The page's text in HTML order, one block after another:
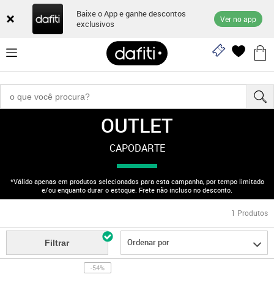
Baixe o App e ganhe descontos
exclusivos
Ver no app
OUTLET
CAPODARTE
*Válido apenas em produtos selecionados para esta campanha, por tempo limitado
e/ou enquanto durar o estoque. Frete não incluso no desconto.
1 Produtos
Filtrar Ordenar por
-54%